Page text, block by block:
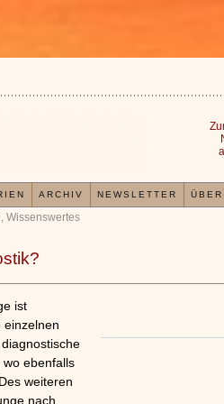
, Wissenswertes
ist
einzelnen
ebenfalls
weiteren
nach
In der TCM sind Experten der
ARCHIV NEWSLETTER ÜBER